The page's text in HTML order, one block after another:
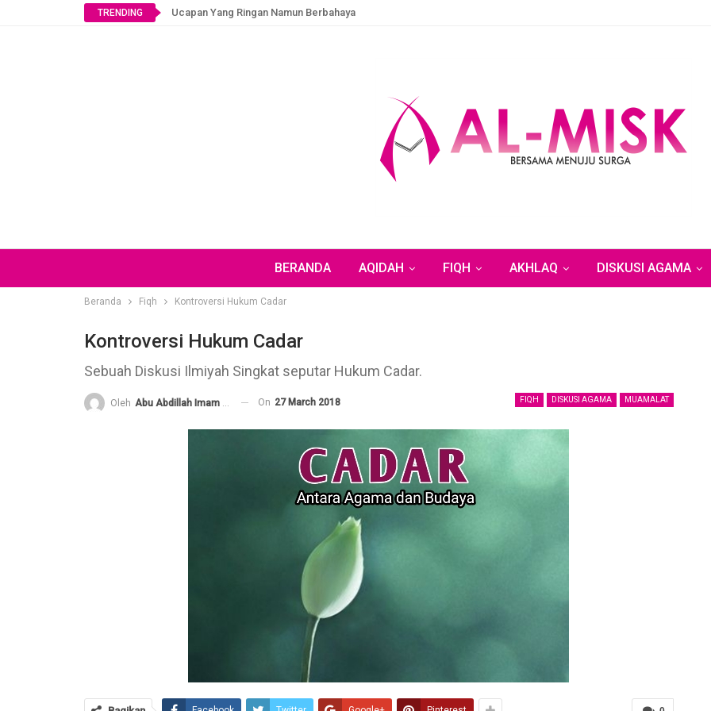
TRENDING Ucapan Yang Ringan Namun Berbahaya
BERANDA AQIDAH FIQH AKHLAQ DISKUSI AGAMA
Beranda Fiqh Kontroversi Hukum Cadar
Kontroversi Hukum Cadar
Sebuah Diskusi Ilmiyah Singkat seputar Hukum Cadar.
FIQH DISKUSI AGAMA MUAMALAT
Oleh Abu Abdillah Imam Syarifuddin On 27 March 2018
Risalah Indah dari seorang Ibu teruntuk
Mengapa kita harus memperhatikan Aqidah
lebih dahulu daripada amalan yang lain?
Ucapan Yang Ringan Namun Berbahaya
6 December 2021
Telusuri jalan Ilmu Agama, karena itu jalan
21
6
6
6